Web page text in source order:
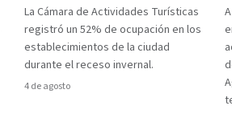
La Cámara de Actividades Turísticas
registró un 52% de ocupación en los
establecimientos de la ciudad
durante el receso invernal.
4 de agosto